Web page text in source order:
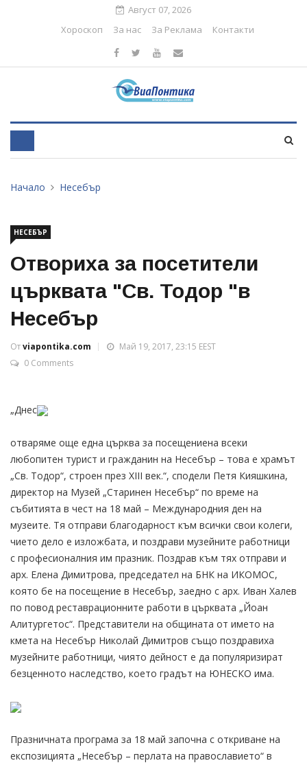
Август 07, 2026
Хороскоп
За нас За Реклама Контакти
Начало Несебър
НЕСЕБЪР
Отвориха за посетители
църквата "Св. Тодор "в
Несебър
Отviapontika.com
Май 19, 2017, 23:15 EEST
0 Comments
„Днес
отваряме още една църква за посещениена всеки
любопитен турист и гражданин на Несебър – това е храмът
„Св. Тодор“, строен през XIII век.“, сподели Петя Кияшкина,
директор на Музей „Старинен Несебър“ по време на
събитията в чест на 18 май – Международния ден на
музеите. Тя отправи благодарност към всички свои колеги,
чието дело е изложбата, и поздрави музейните работници
с професионалния им празник. Поздрав към тях отправи и
арх. Елена Димитрова, председател на БНК на ИКОМОС,
която бе на посещение в Несебър, заедно с арх. Иван Халев
по повод реставрационните работи в църквата „Йоан
Алитургетос“. Представители на общината от името на
кмета на Несебър Николай Димитров също поздравиха
музейните работници, чиято дейност е да популяризират
безценното наследство, което градът на ЮНЕСКО има.
Празничната програма за 18 май започна с откриване на
експозицията „Несебър – перлата на православието“ в